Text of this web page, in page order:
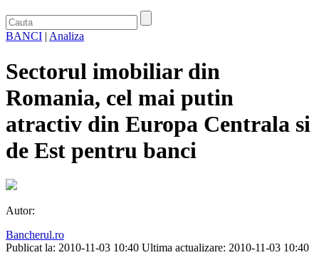
BANCI | Analiza
Sectorul imobiliar din
Romania, cel mai putin
atractiv din Europa Centrala si
de Est pentru banci
Autor:
Bancherul.ro
Publicat la: 2010-11-03 10:40 Ultima actualizare: 2010-11-03 10:40